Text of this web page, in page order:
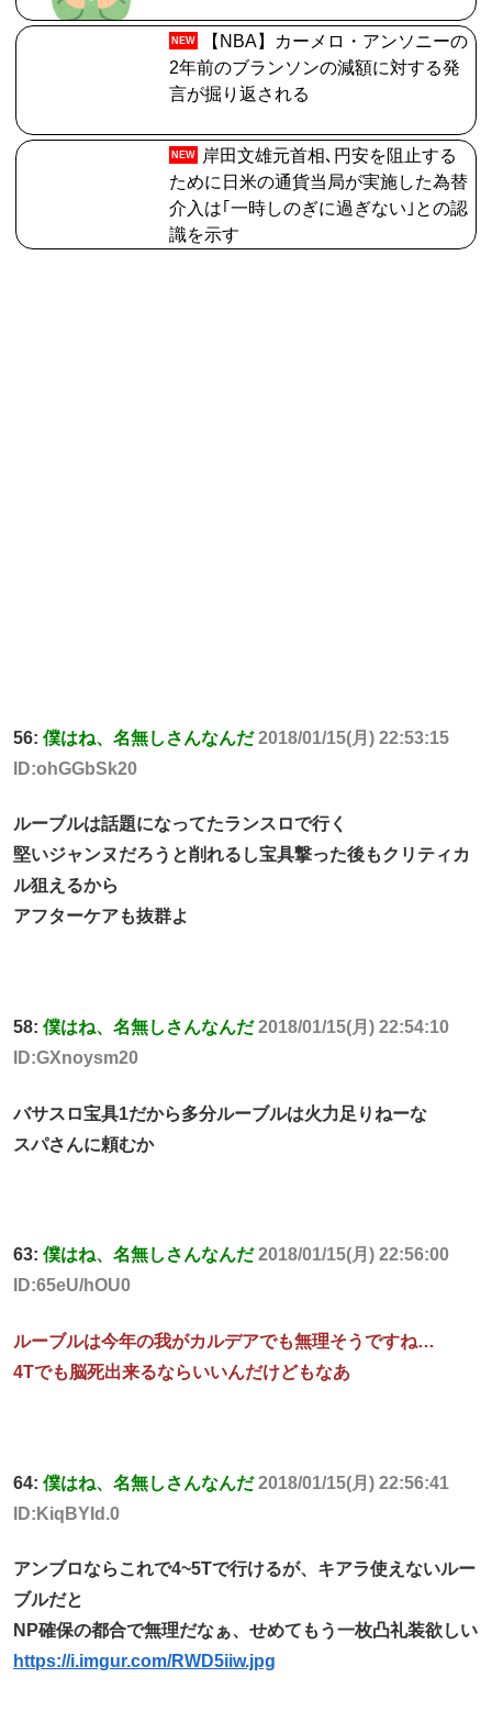
NEW
【NBA】カーメロ・アンソニーの
2年前のブランソンの減額に対する発
言が掘り返される
NEW
岸田文雄元首相､円安を阻止する
ために日米の通貨当局が実施した為替
介入は｢一時しのぎに過ぎない｣との認
識を示す
56: 僕はね、名無しさんなんだ 2018/01/15(月) 22:53:15
ID:ohGGbSk20
ルーブルは話題になってたランスロで行く
堅いジャンヌだろうと削れるし宝具撃った後もクリティカ
ル狙えるから
アフターケアも抜群よ
58: 僕はね、名無しさんなんだ 2018/01/15(月) 22:54:10
ID:GXnoysm20
バサスロ宝具1だから多分ルーブルは火力足りねーな
スパさんに頼むか
63: 僕はね、名無しさんなんだ 2018/01/15(月) 22:56:00
ID:65eU/hOU0
ルーブルは今年の我がカルデアでも無理そうですね…
4Tでも脳死出来るならいいんだけどもなあ
64: 僕はね、名無しさんなんだ 2018/01/15(月) 22:56:41
ID:KiqBYId.0
アンブロならこれで4~5Tで行けるが、キアラ使えないルー
ブルだと
NP確保の都合で無理だなぁ、せめてもう一枚凸礼装欲しい
https://i.imgur.com/RWD5iiw.jpg